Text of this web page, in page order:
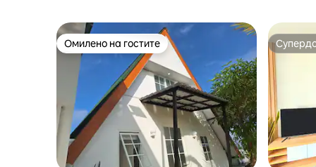
Омилено на гостите
Омилено на гостите